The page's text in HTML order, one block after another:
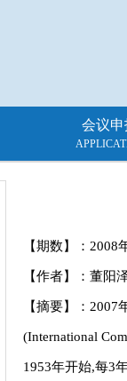
会议申
【期数】： 2008
【作者】：董阳
【摘要】：
(International
1953年开始,每3